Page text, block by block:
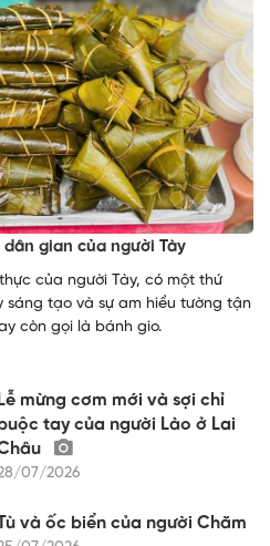
gian của người Tày
của người Tày, có một thứ
sáng tạo và sự am hiểu tường tận
còn gọi là bánh gio.
Lễ mừng cơm mới và sợi chỉ
buộc tay của người Lào ở Lai
07/2026
và ốc biển của người Chăm